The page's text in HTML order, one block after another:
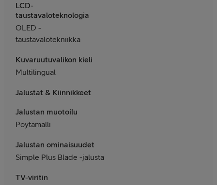
LCD-
taustavaloteknologia
OLED -
taustavalotekniikka
Kuvaruutuvalikon kieli
Multilingual
Jalustat & Kiinnikkeet
Jalustan muotoilu
Pöytämalli
Jalustan ominaisuudet
Simple Plus Blade -jalusta
TV-viritin